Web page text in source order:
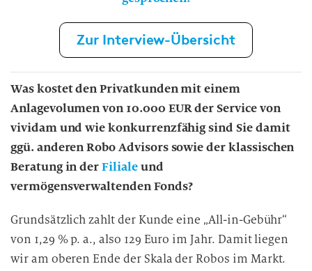
Zur Interview-Übersicht
Was kostet den Privatkunden mit einem
Anlagevolumen von 10.000 EUR der Service von
vividam und wie konkurrenzfähig sind Sie damit
ggü. anderen Robo Advisors sowie der klassischen
Beratung in derFilialeund
vermögensverwaltenden Fonds?
Grundsätzlich zahlt der Kunde eine „All-in-Gebühr“
von 1,29 % p. a., also 129 Euro im Jahr. Damit liegen
wir am oberen Ende der Skala der Robos im Markt.